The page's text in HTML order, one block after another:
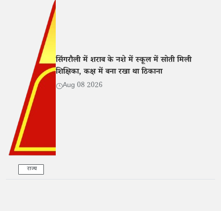
राज्य
सिंगरौली में शराब के नशे में स्कूल में सोती मिली
शिक्षिका, कक्ष में बना रखा था ठिकाना
Aug 08 2026